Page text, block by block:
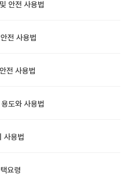
안전 사용법
전 사용법
전 사용법
도와 사용법
사용법
요령